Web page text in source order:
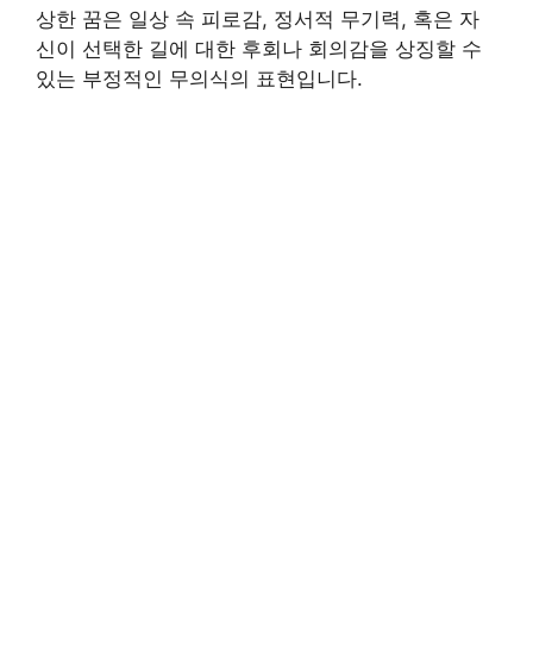
상한 꿈은 일상 속 피로감, 정서적 무기력, 혹은 자
신이 선택한 길에 대한 후회나 회의감을 상징할 수
있는 부정적인 무의식의 표현입니다.